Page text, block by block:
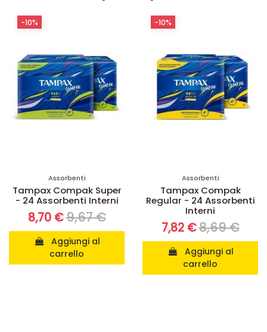
Assorbenti
Tampax Compak Super
- 24 Assorbenti Interni
8,70 €9,67 €
carrello
-10%
Assorbenti
Tampax Compak
Regular - 24 Assorbenti
Interni
7,82 €8,69 €
carrello
-10%